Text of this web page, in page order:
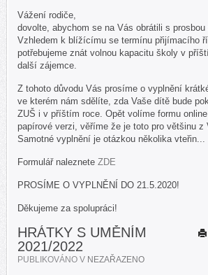
Vážení rodiče,
dovolte, abychom se na Vás obrátili s prosbou
Vzhledem k blížícímu se termínu přijímacího
potřebujeme znát volnou kapacitu školy v
další zájemce.
Z tohoto důvodu Vás prosíme o vyplnění
ve kterém nám sdělíte, zda Vaše dítě bude
ZUŠ i v příštím roce. Opět volíme formu
papírové verzi, věříme že je toto pro většinu z
Samotné vyplnění je otázkou několika vteřin...
Formulář naleznete ZDE
PROSÍME O VYPLNĚNÍ DO 21.5.2020!
Děkujeme za spolupráci!
HRÁTKY S UMĚNÍM
2021/2022
PUBLIKOVÁNO V NEZAŘAZENO